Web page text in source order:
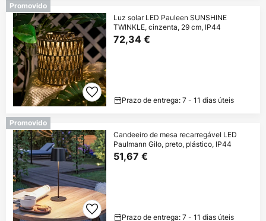
Promovido
Luz solar LED Pauleen SUNSHINE
TWINKLE, cinzenta, 29 cm, IP44
72,34 €
Prazo de entrega: 7 - 11 dias úteis
Promovido
Candeeiro de mesa recarregável LED
Paulmann Gilo, preto, plástico, IP44
51,67 €
Prazo de entrega: 7 - 11 dias úteis